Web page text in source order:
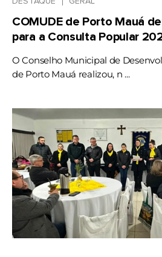
COMUDE de Porto Mauá
para a Consulta Popular
O Conselho Municipal de
de Porto Mauá realizou, n ...